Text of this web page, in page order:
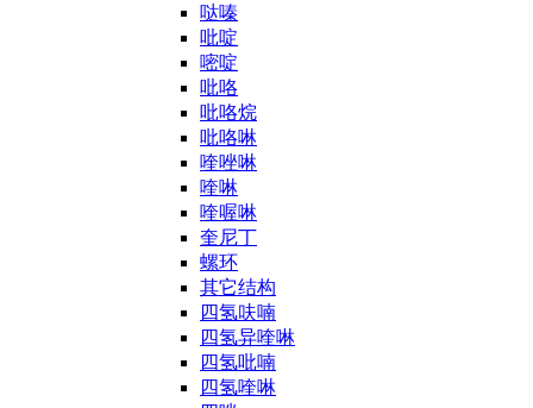
哒嗪
吡啶
嘧啶
吡咯
吡咯烷
吡咯啉
喹唑啉
喹啉
喹喔啉
奎尼丁
螺环
其它结构
四氢呋喃
四氢异喹啉
四氢吡喃
四氢喹啉